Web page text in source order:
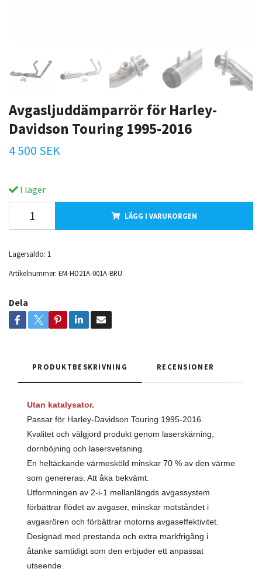
Avgasljuddämparrör för Harley-
Davidson Touring 1995-2016
4 500 SEK
I lager
LÄGG I VARUKORGEN
Lagersaldo: 1
Artikelnummer: EM-HD21A-001A-BRU
Dela
PRODUKTBESKRIVNING RECENSIONER
Utan katalysator.
Passar för Harley-Davidson Touring 1995-2016.
Kvalitet och välgjord produkt genom laserskärning,
dornböjning och lasersvetsning.
En heltäckande värmesköld minskar 70 % av den värme
som genereras. Att åka bekvämt.
Utformningen av 2-i-1 mellanlängds avgassystem
förbättrar flödet av avgaser, minskar motståndet i
avgasrören och förbättrar motorns avgaseffektivitet.
Designad med prestanda och extra markfrigång i
åtanke samtidigt som den erbjuder ett anpassat
utseende.